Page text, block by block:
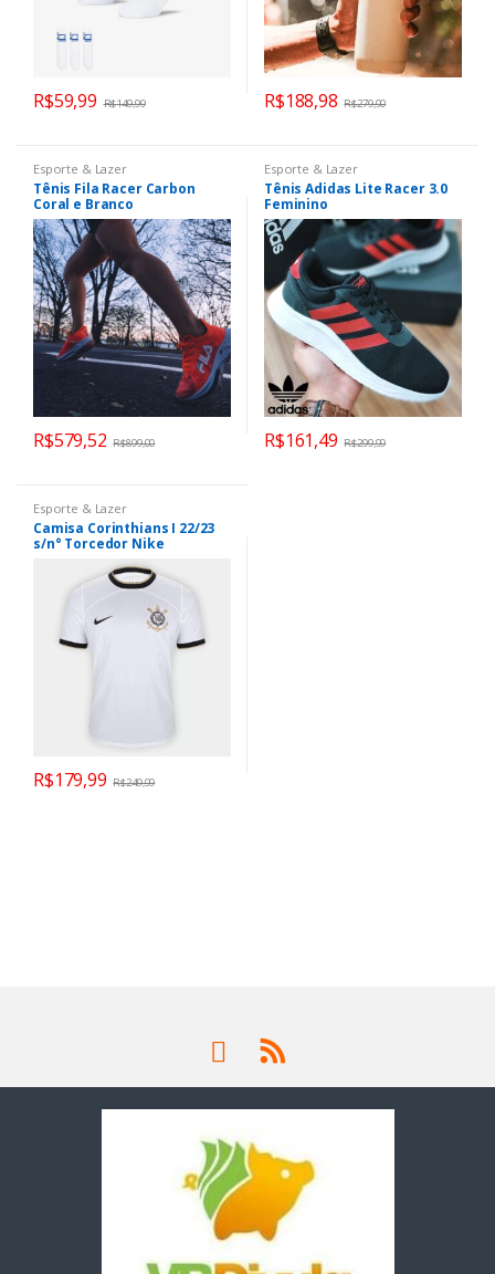
R$59,99 R$149,99 R$188,98 R$279,90
Esporte & Lazer
Tênis Fila Racer Carbon
Coral e Branco
R$579,52 R$899,00
Esporte & Lazer
Tênis Adidas Lite Racer 3.0
Feminino
R$161,49 R$299,99
Esporte & Lazer
Camisa Corinthians I 22/23
s/n° Torcedor Nike
Masculina – Branco+Preto
R$179,99 R$249,99